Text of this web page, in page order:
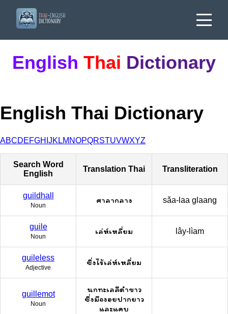
English Thai Dictionary
English Thai Dictionary
ABCDEFGH JK LM NOPQRSTUVWXYZ
Search Word
English
Translation Thai Transliteration
guildhall
Noun
ศาลากลาง sǎa-laa glaang
guile
Noun
เล่ห์เหลี่ยม lây-lìam
guileless
Adjective
ซึ่งไร้เล่ห์เหลี่ยม
guillemot
Noun
นกทะเลสีดำขาว
ซึ่งมีจงอยปากยาว
และแคบ